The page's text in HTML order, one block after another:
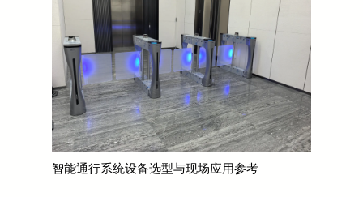
智能通行系统设备选型与现场应用参考